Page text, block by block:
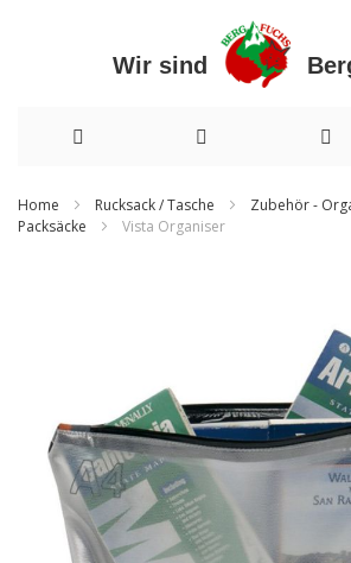
Wir sind
zum
Home Rucksack / Tasche
Zubehör -
Packsäcke
Vista Organiser